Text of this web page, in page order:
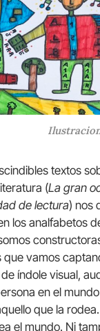
textos
(La gran
de lectura) nos
los analfabetos
que vamos
índole visual,
en el
que la
el mundo. Ni